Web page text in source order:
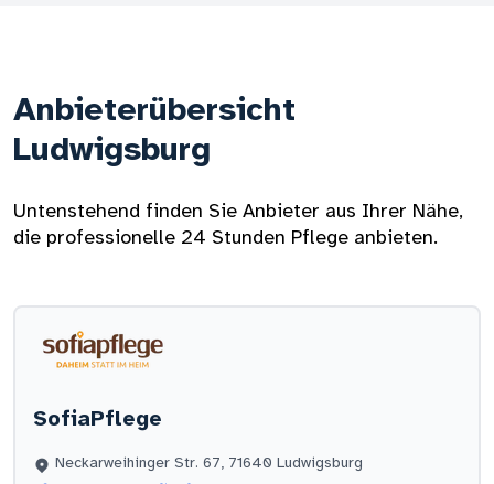
Anbieterübersicht
Ludwigsburg
Untenstehend finden Sie Anbieter aus Ihrer Nähe,
die professionelle 24 Stunden Pflege anbieten.
SofiaPflege
Neckarweihinger Str. 67, 71640 Ludwigsburg